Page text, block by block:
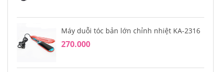
Máy duỗi tóc bản lớn chỉnh nhiệt KA-2316
270.000